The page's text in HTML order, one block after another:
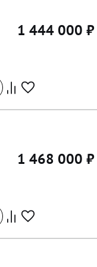
1 444 000 ₽
1 468 000 ₽